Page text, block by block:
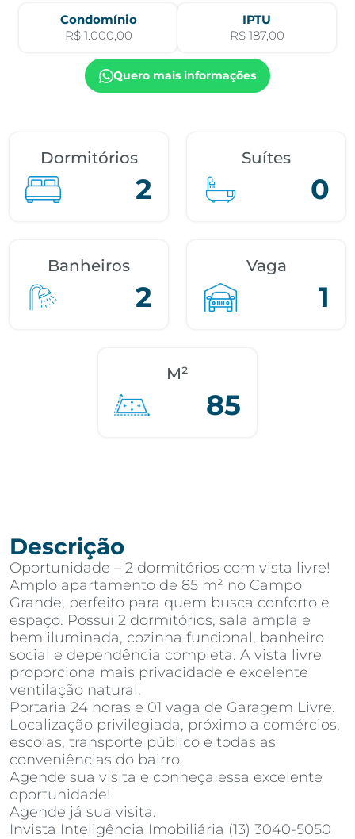
Condomínio
R$ 1.000,00
IPTU
R$ 187,00
Quero mais informações
Dormitórios
2
Suítes
0
Banheiros
2
Vaga
1
M²
85
Descrição
Oportunidade – 2 dormitórios com vista livre!
Amplo apartamento de 85 m² no Campo
Grande, perfeito para quem busca conforto e
espaço. Possui 2 dormitórios, sala ampla e
bem iluminada, cozinha funcional, banheiro
social e dependência completa. A vista livre
proporciona mais privacidade e excelente
ventilação natural.
Portaria 24 horas e 01 vaga de Garagem Livre.
Localização privilegiada, próximo a comércios,
escolas, transporte público e todas as
conveniências do bairro.
Agende sua visita e conheça essa excelente
oportunidade!
Agende já sua visita.
Invista Inteligência Imobiliária (13) 3040-5050